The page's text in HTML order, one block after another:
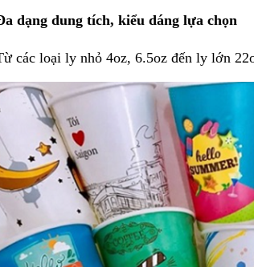
dạng dung tích, kiểu dáng lựa chọn
các loại ly nhỏ 4oz, 6.5oz đến ly lớn